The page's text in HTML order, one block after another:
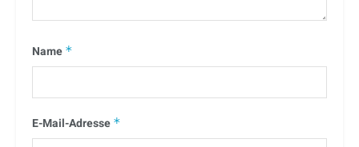
Name *
E-Mail-Adresse *